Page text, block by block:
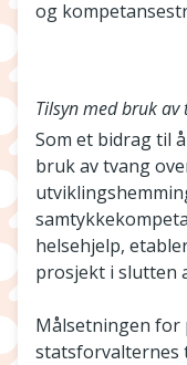
og
Tilsyn med bruk
Som et bidrag til
bruk av tvang
helsehjelp,
prosjekt i slutten
Målsetningen for
statsforvalternes